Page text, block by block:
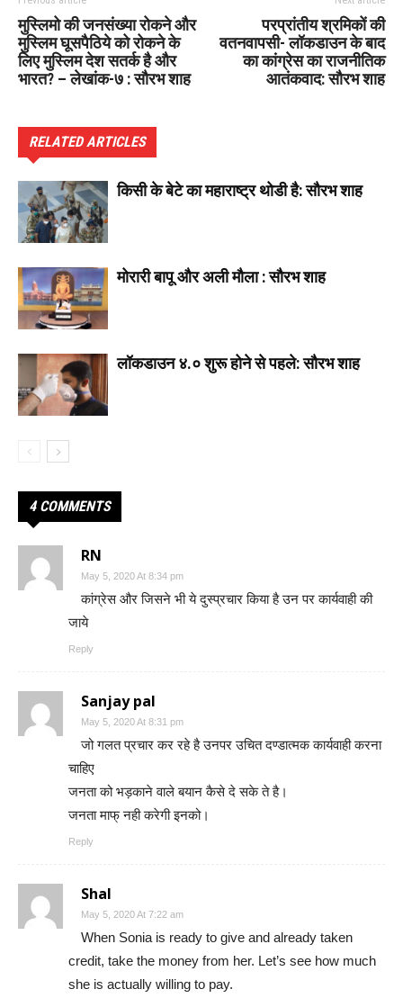
मुस्लिमो की जनसंख्या रोकने और
मुस्लिम घूसपैठिये को रोकने के
लिए मुस्लिम देश सतर्क है और
भारत? – लेखांक-७ : सौरभ शाह
परप्रांतीय श्रमिकों की
वतनवापसी- लॉकडाउन के बाद
का कांग्रेस का राजनीतिक
आतंकवाद: सौरभ शाह
RELATED ARTICLES
किसी के बेटे का महाराष्ट्र थोडी है: सौरभ शाह
मोरारी बापू और अली मौला : सौरभ शाह
लॉकडाउन ४.० शुरू होने से पहले: सौरभ शाह
4 COMMENTS
RN
May 5, 2020 At 8:34 pm
कांग्रेस और जिसने भी ये दुस्प्रचार किया है उन पर कार्यवाही की
जाये
Reply
Sanjay pal
May 5, 2020 At 8:31 pm
जो गलत प्रचार कर रहे है उनपर उचित दण्डात्मक कार्यवाही करना
चाहिए
जनता को भड़काने वाले बयान कैसे दे सके ते है।
जनता माफ् नही करेगी इनको।
Reply
Shal
May 5, 2020 At 7:22 am
When Sonia is ready to give and already taken
credit, take the money from her. Let’s see how much
she is actually willing to pay.